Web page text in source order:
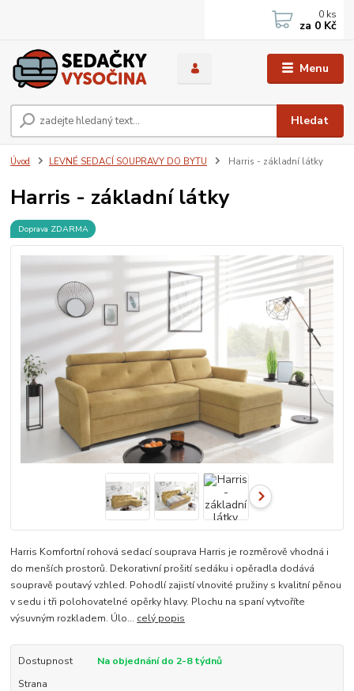
Menu
Hledat
0 ks
za 0 Kč
Úvod LEVNÉ SEDACÍ SOUPRAVY DO BYTU Harris - základní látky
Harris - základní látky
Doprava ZDARMA
Harris Komfortní rohová sedací souprava Harris je rozměrově vhodná i
do menších prostorů. Dekorativní prošití sedáku i opěradla dodává
soupravě poutavý vzhled. Pohodlí zajistí vlnovité pružiny s kvalitní pěnou
v sedu i tři polohovatelné opěrky hlavy. Plochu na spaní vytvoříte
výsuvným rozkladem. Úlo... celý popis
Dostupnost
Na objednání do 2-8 týdnů
Strana